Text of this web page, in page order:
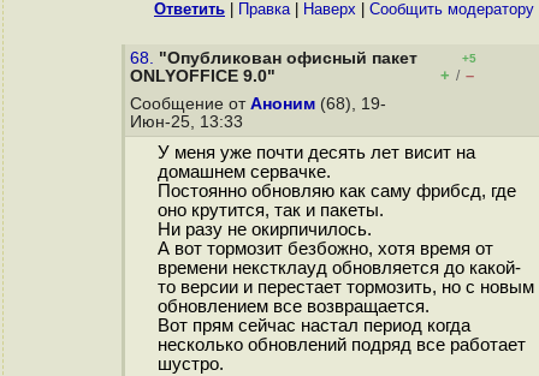
Ответить Правка| Наверх Cообщить модератору
68. "Опубликован офисный пакет
ONLYOFFICE 9.0"
+5
+ / –
Сообщение от Аноним (68), 19-
Июн-25, 13:33
У меня уже почти десять лет висит на
домашнем сервачке.
Постоянно обновляю как саму фрибсд, где
оно крутится, так и пакеты.
Ни разу не окирпичилось.
А вот тормозит безбожно, хотя время от
времени некстклауд обновляется до какой-
то версии и перестает тормозить, но с новым
обновлением все возвращается.
Вот прям сейчас настал период когда
несколько обновлений подряд все работает
шустро.